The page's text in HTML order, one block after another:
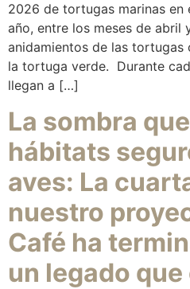
2026 de tortugas marinas en
año, entre los meses de abril
anidamientos de las tortugas
la tortuga verde. Durante
llegan a […]
La sombra
hábitats
aves: La
nuestro
Café ha
un legado